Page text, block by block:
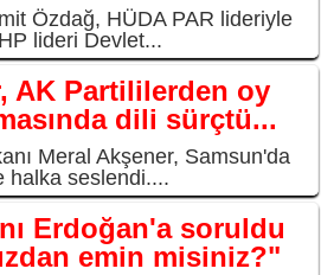
Özdağ, HÜDA PAR lideriyle
lideri Devlet...
AK Partililerden oy
dili sürçtü...
Meral Akşener, Samsun'da
halka seslendi....
Erdoğan'a soruldu
emin misiniz?"